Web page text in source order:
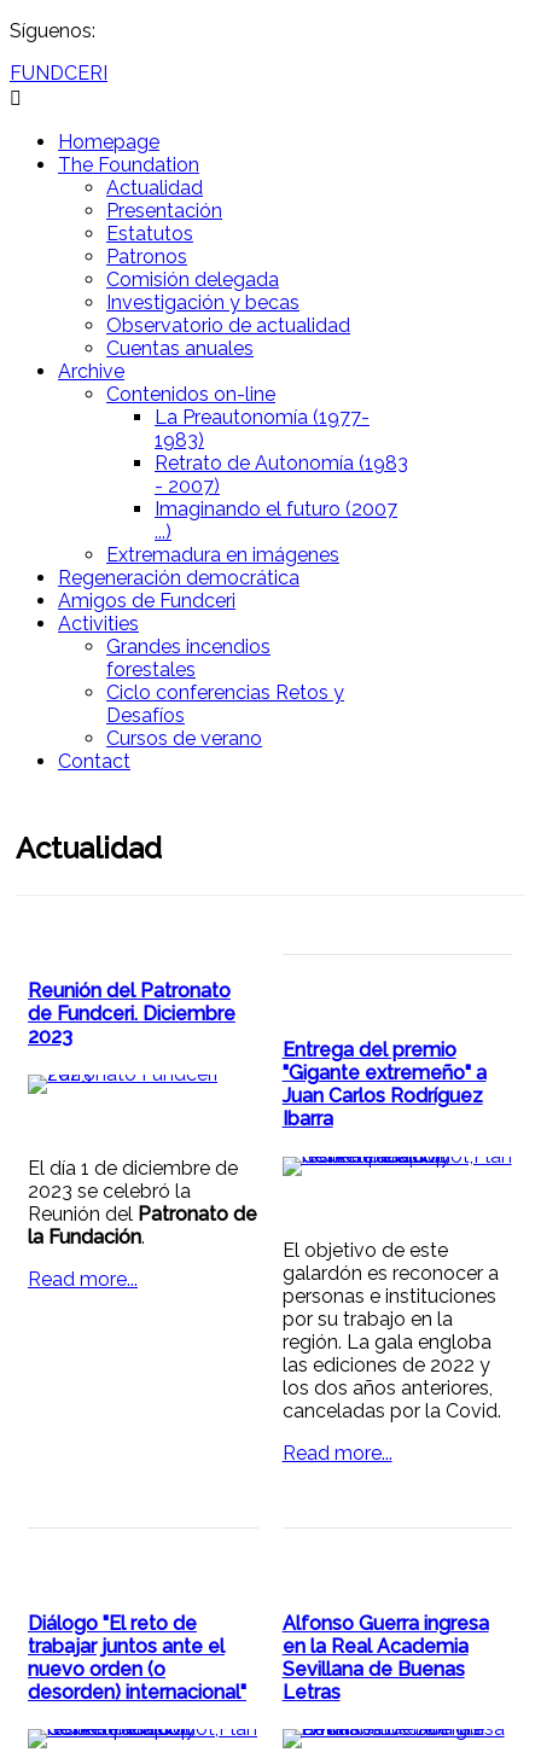
Síguenos:
FUNDCERI
Homepage
The Foundation
Actualidad
Presentación
Estatutos
Patronos
Comisión delegada
Investigación y becas
Observatorio de actualidad
Cuentas anuales
Archive
Contenidos on-line
La Preautonomía (1977-
1983)
Retrato de Autonomía (1983
- 2007)
Imaginando el futuro (2007
...)
Extremadura en imágenes
Regeneración democrática
Amigos de Fundceri
Activities
Grandes incendios
forestales
Ciclo conferencias Retos y
Desafíos
Cursos de verano
Contact
Actualidad
Reunión del Patronato
de Fundceri. Diciembre
2023
El día 1 de diciembre de
2023 se celebró la
Reunión del Patronato de
la Fundación.
Read more...
Entrega del premio
"Gigante extremeño" a
Juan Carlos Rodríguez
Ibarra
El objetivo de este
galardón es reconocer a
personas e instituciones
por su trabajo en la
región. La gala engloba
las ediciones de 2022 y
los dos años anteriores,
canceladas por la Covid.
Read more...
Diálogo "El reto de
trabajar juntos ante el
nuevo orden (o
desorden) internacional"
Alfonso Guerra ingresa
en la Real Academia
Sevillana de Buenas
Letras